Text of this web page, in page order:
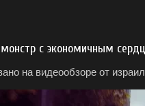
с экономичным
на видеообзоре от